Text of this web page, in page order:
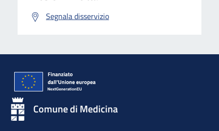
Segnala disservizio
Comune di Medicina